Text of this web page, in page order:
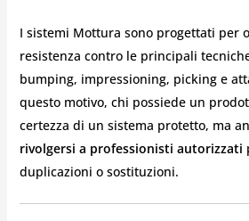
I sistemi Mottura sono progettati per
resistenza contro le principali
bumping, impressioning, picking e
questo motivo, chi possiede un
certezza di un sistema protetto, ma
rivolgersi a professionisti autorizzati
duplicazioni o sostituzioni.